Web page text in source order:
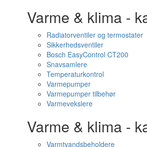
Varme & klima -
Radiatorventiler og termostater
Sikkerhedsventiler
Bosch EasyControl CT200
Snavsamlere
Temperaturkontrol
Varmepumper
Varmepumper tilbehør
Varmevekslere
Varme & klima -
Varmtvandsbeholdere